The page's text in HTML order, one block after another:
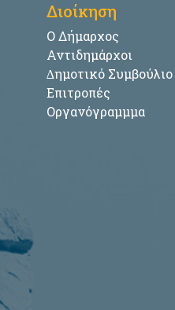
Διοίκηση
Ο Δήμαρχος
Αντιδημάρχοι
∆ημοτικό Συμβούλιο
Επιτροπές
Οργανόγραμμμα